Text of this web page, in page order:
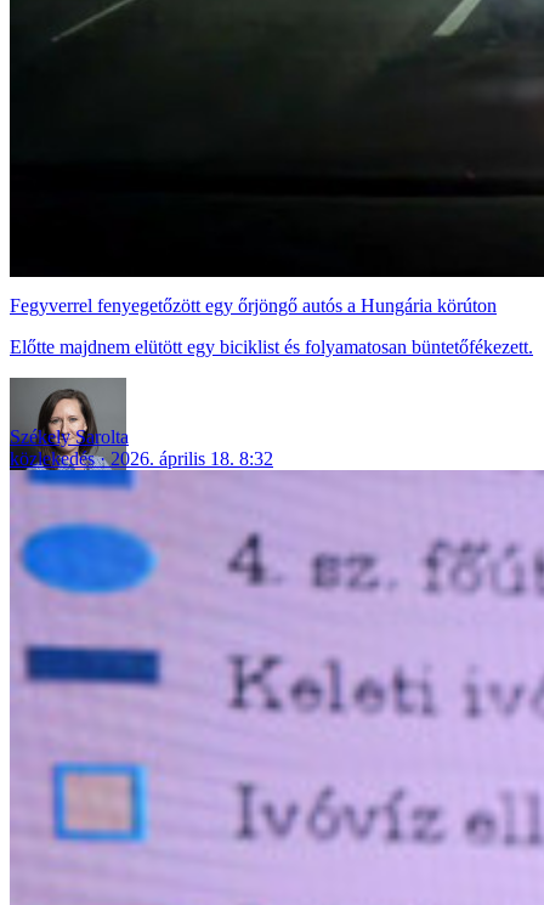
Fegyverrel fenyegetőzött egy őrjöngő autós a Hungária körúton
Előtte majdnem elütött egy biciklist és folyamatosan büntetőfékezett.
Székely Sarolta
közlekedés
2026. április 18. 8:32